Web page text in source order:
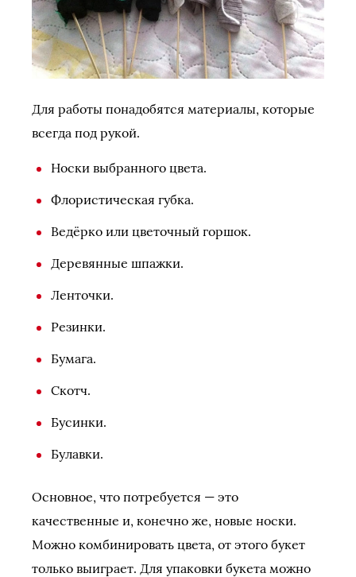
Для работы понадобятся материалы, которые
всегда под рукой.
Носки выбранного цвета.
Флористическая губка.
Ведёрко или цветочный горшок.
Деревянные шпажки.
Ленточки.
Резинки.
Бумага.
Скотч.
Бусинки.
Булавки.
Основное, что потребуется — это
качественные и, конечно же, новые носки.
Можно комбинировать цвета, от этого букет
только выиграет. Для упаковки букета можно